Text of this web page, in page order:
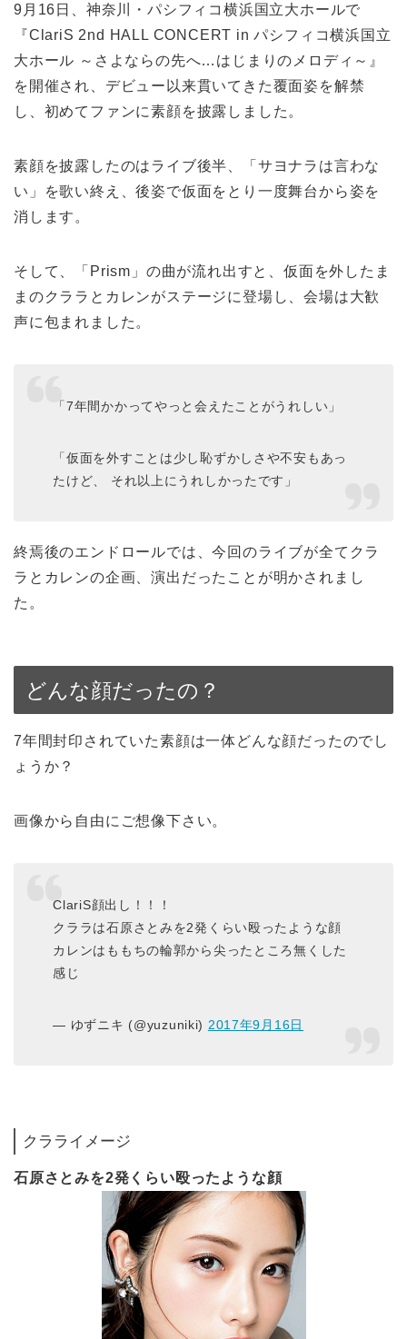
9月16日、神奈川・パシフィコ横浜国立大ホールで
『ClariS 2nd HALL CONCERT in パシフィコ横浜国立
大ホール ～さよならの先へ…はじまりのメロディ～』
を開催され、デビュー以来貫いてきた覆面姿を解禁
し、初めてファンに素顔を披露しました。
素顔を披露したのはライブ後半、「サヨナラは言わな
い」を歌い終え、後姿で仮面をとり一度舞台から姿を
消します。
そして、「Prism」の曲が流れ出すと、仮面を外したま
まのクララとカレンがステージに登場し、会場は大歓
声に包まれました。
「7年間かかってやっと会えたことがうれしい」
「仮面を外すことは少し恥ずかしさや不安もあっ
たけど、 それ以上にうれしかったです」
終焉後のエンドロールでは、今回のライブが全てクラ
ラとカレンの企画、演出だったことが明かされまし
た。
どんな顔だったの？
7年間封印されていた素顔は一体どんな顔だったのでし
ょうか？
画像から自由にご想像下さい。
ClariS顔出し！！！
クララは石原さとみを2発くらい殴ったような顔
カレンはももちの輪郭から尖ったところ無くした
感じ
— ゆずニキ (@yuzuniki) 2017年9月16日
クラライメージ
石原さとみを2発くらい殴ったような顔